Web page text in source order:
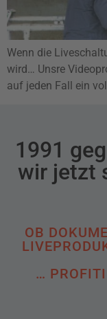
Wenn die
wird… Unsre
auf jeden Fall ein
1991
wir jetzt
OB
…